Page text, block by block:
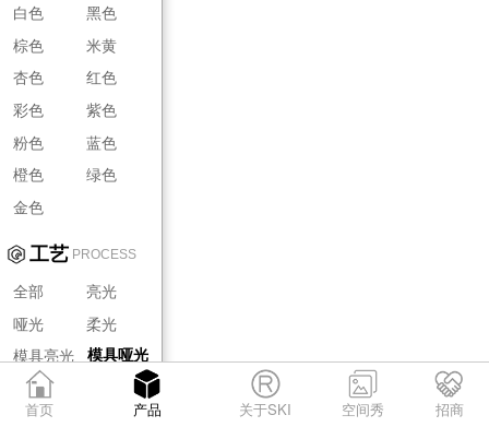
白色
黑色
棕色
米黄
杏色
红色
彩色
紫色
粉色
蓝色
橙色
绿色
金色
工艺 PROCESS
全部
亮光
哑光
柔光
模具亮光
模具哑光
模具柔光
首页 产品 关于SKI 空间秀 招商